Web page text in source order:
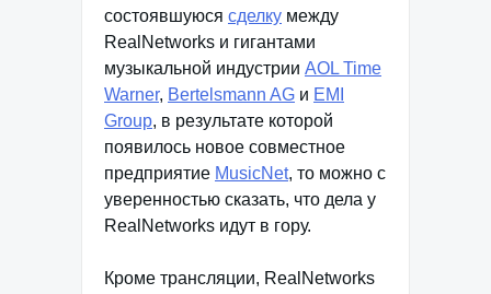
состоявшуюся сделку между
RealNetworks и гигантами
музыкальной индустрии AOL Time
Warner, Bertelsmann AG и EMI
Group, в результате которой
появилось новое совместное
предприятие MusicNet, то можно с
уверенностью сказать, что дела у
RealNetworks идут в гору.
Кроме трансляции, RealNetworks